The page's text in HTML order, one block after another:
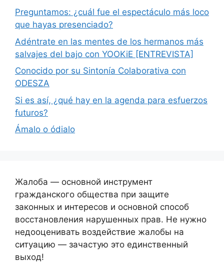
Preguntamos: ¿cuál fue el espectáculo más loco
que hayas presenciado?
Adéntrate en las mentes de los hermanos más
salvajes del bajo con YOOKiE [ENTREVISTA]
Conocido por su Sintonía Colaborativa con
ODESZA
Si es así, ¿qué hay en la agenda para esfuerzos
futuros?
Ámalo o ódialo
Жалоба — основной инструмент
гражданского общества при защите
законных и интересов и основной способ
восстановления нарушенных прав. Не нужно
недооценивать воздействие жалобы на
ситуацию — зачастую это единственный
выход!